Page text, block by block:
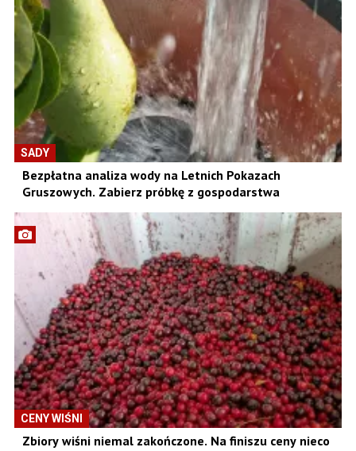
SADY
Bezpłatna analiza wody na Letnich Pokazach
Gruszowych. Zabierz próbkę z gospodarstwa
CENY WIŚNI
Zbiory wiśni niemal zakończone. Na finiszu ceny nieco